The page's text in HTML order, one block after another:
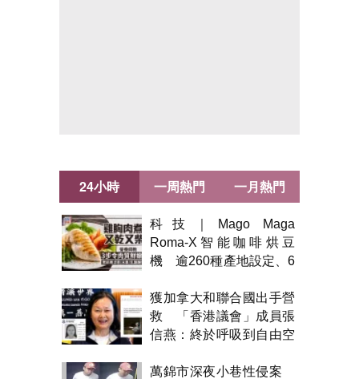
24小時
科技｜Mago Maga
Roma-X智能咖啡烘豆
機 逾260種產地設定、6
獲加拿大和聯合國出手營
救 「香港議會」成員張
信燕：終於呼吸到自由空
萬錦市深夜小巷性侵案
一周熱門 一月熱門